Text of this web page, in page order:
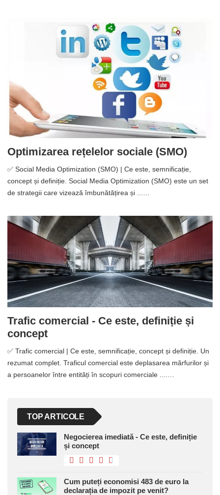
Optimizarea rețelelor sociale (SMO)
✅ Social Media Optimization (SMO) | Ce este, semnificație,
concept și definiție. Social Media Optimization (SMO) este un set
de strategii care vizează îmbunătățirea și ...…
Trafic comercial - Ce este, definiție și
concept
✅ Trafic comercial | Ce este, semnificație, concept și definiție. Un
rezumat complet. Traficul comercial este deplasarea mărfurilor și
a persoanelor între entități în scopuri comerciale ....…
TOP ARTICOLE
Negocierea imediată - Ce este, definiție
și concept
Cum puteți economisi 483 de euro la
declarația de impozit pe venit?